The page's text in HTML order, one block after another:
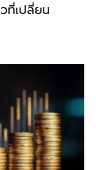
ที่เปลี่ยน